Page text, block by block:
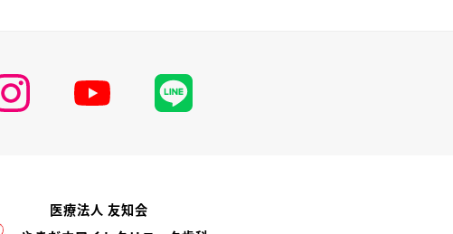
医療法人 友知会